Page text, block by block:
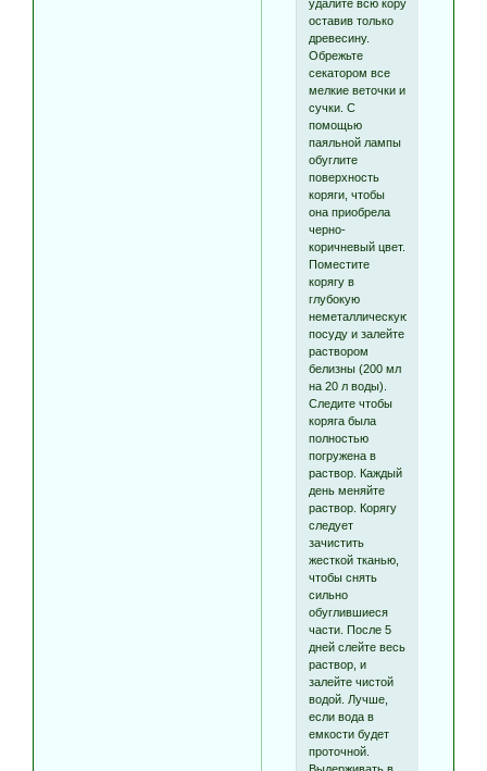
удалите всю кору
оставив только
древесину.
Обрежьте
секатором все
мелкие веточки и
сучки. С
помощью
паяльной лампы
обуглите
поверхность
коряги, чтобы
она приобрела
черно-
коричневый цвет.
Поместите
корягу в
глубокую
неметаллическую
посуду и залейте
раствором
белизны (200 мл
на 20 л воды).
Следите чтобы
коряга была
полностью
погружена в
раствор. Каждый
день меняйте
раствор. Корягу
следует
зачистить
жесткой тканью,
чтобы снять
сильно
обуглившиеся
части. После 5
дней слейте весь
раствор, и
залейте чистой
водой. Лучше,
если вода в
емкости будет
проточной.
Выдерживать в